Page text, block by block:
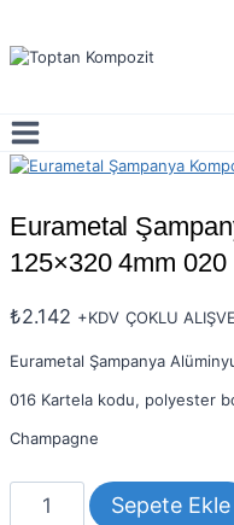
content
Eurametal
125×320 4mm 020
₺2.142 +KDV ÇOKLU
Eurametal Şampanya
016 Kartela kodu, polyester
Champagne
Şampanya
Sepete Ekle